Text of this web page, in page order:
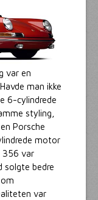
var en
man ikke
6-cylindrede
styling,
Porsche
motor
356 var
solgte bedre
var